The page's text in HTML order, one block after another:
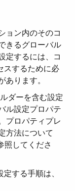
ョン内のそのコ
きるグローバル
定するには、コ
スするために必
ります。
ダーを含む設定
ル設定プロパテ
プロパティプレ
方法について
照してくださ
する手順は、